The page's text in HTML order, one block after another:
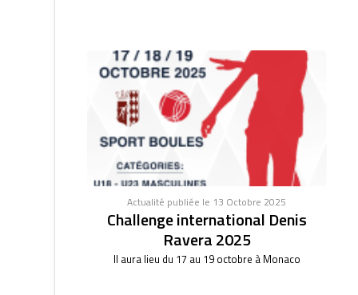
Actualité publiée le 13 Octobre 2025
Challenge international Denis
Ravera 2025
Il aura lieu du 17 au 19 octobre à Monaco